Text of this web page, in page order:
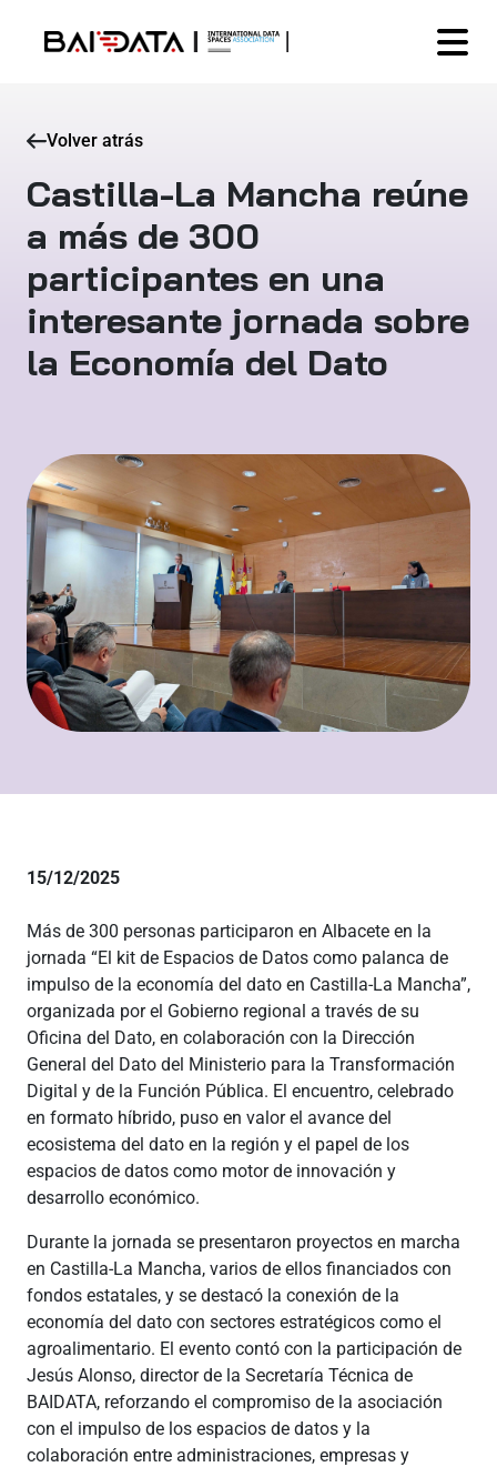
Volver atrás
Castilla-La Mancha reúne
a más de 300
participantes en una
interesante jornada sobre
la Economía del Dato
15/12/2025
Más de 300 personas participaron en Albacete en la
jornada “El kit de Espacios de Datos como palanca de
impulso de la economía del dato en Castilla-La Mancha”,
organizada por el Gobierno regional a través de su
Oficina del Dato, en colaboración con la Dirección
General del Dato del Ministerio para la Transformación
Digital y de la Función Pública. El encuentro, celebrado
en formato híbrido, puso en valor el avance del
ecosistema del dato en la región y el papel de los
espacios de datos como motor de innovación y
desarrollo económico.
Durante la jornada se presentaron proyectos en marcha
en Castilla-La Mancha, varios de ellos financiados con
fondos estatales, y se destacó la conexión de la
economía del dato con sectores estratégicos como el
agroalimentario. El evento contó con la participación de
Jesús Alonso, director de la Secretaría Técnica de
BAIDATA, reforzando el compromiso de la asociación
con el impulso de los espacios de datos y la
colaboración entre administraciones, empresas y